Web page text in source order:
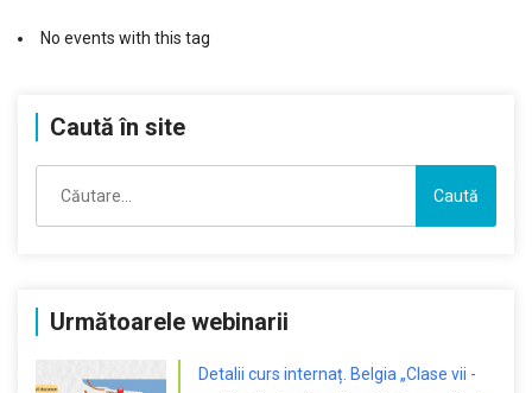
No events with this tag
Caută în site
după:
Următoarele webinarii
Detalii curs internaț. Belgia „Clase vii -